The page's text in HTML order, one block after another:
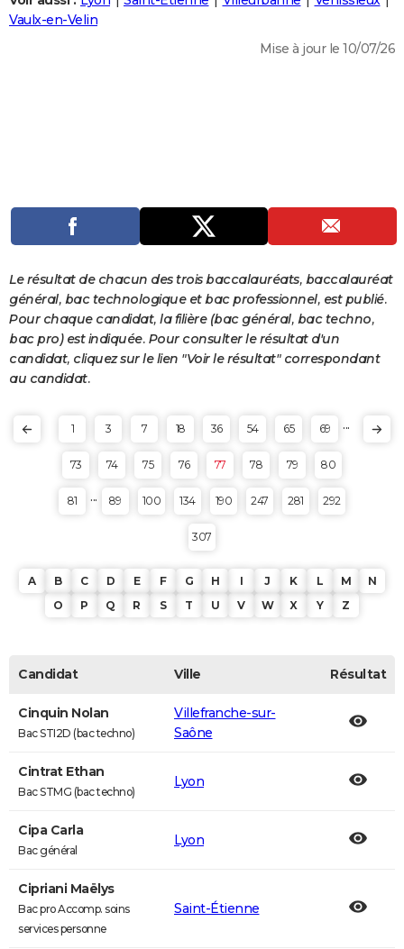
Destinations
City break
Voyage nature
Voyage de noces
Forum
Climat
+
PHOTO
PROGRAMME TV
S'inscrire
Se connecter
Lycées
Collèges
Primaires
Universités
Entreprises
Service militaire
Avis de recherche
AVIS DE DÉCÈS
FORUM
Bricolage
Lifestyle
Culture
Sport
Auto
Television
Voyage
Cinema
Vaulx-en-Velin
Mise à jour le 10/07/26
Le résultat de chacun des trois baccalauréats, baccalauréat
général, bac technologique et bac professionnel, est publié.
Pour chaque candidat, la filière (bac général, bac techno,
bac pro) est indiquée. Pour consulter le résultat d'un
candidat, cliquez sur le lien "Voir le résultat" correspondant
au candidat.
1 3 7 18 36 54 65 69 ...
73 74 75 76 77 78 79 80
81 ... 89 100 134 190 247 281 292
307
A B C D E F G H I J K L M
N
O
P Q R S T U V W X Y Z
Candidat Ville Résultat
Cinquin Nolan
Bac STI2D (bac techno)
Villefranche-sur-
Saône
Cintrat Ethan
Bac STMG (bac techno)
Lyon
Cipa Carla
Bac général
Lyon
Cipriani Maëlys
Bac pro Accomp. soins
services personne
Saint-Étienne